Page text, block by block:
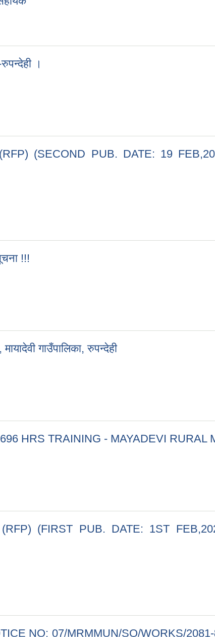
।
(SECOND PUB. DATE: 19
!!!
गाउँपालिका, रुपन्देही
HRS TRAINING - MAYADEVI RURAL
(FIRST PUB. DATE: 1ST
NO: 07/MRMMUN/SQ/WORKS/